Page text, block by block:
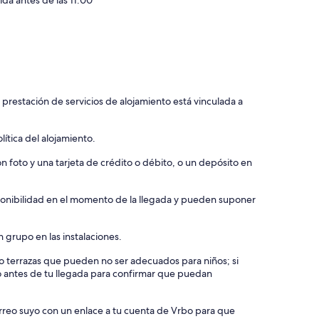
de servicios de alojamiento está vinculada a
del alojamiento.
foto y una tarjeta de crédito o débito, o un depósito en
en el momento de la llegada y pueden suponer
en las instalaciones.
que pueden no ser adecuados para niños; si
de tu llegada para confirmar que puedan
suyo con un enlace a tu cuenta de Vrbo para que